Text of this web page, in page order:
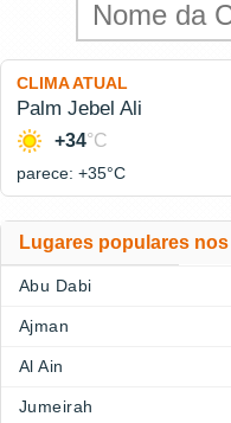
CLIMA ATUAL
Palm Jebel Ali
+34°C
parece: +35°C
Lugares populares
Abu Dabi
Ajman
Al Ain
Jumeirah